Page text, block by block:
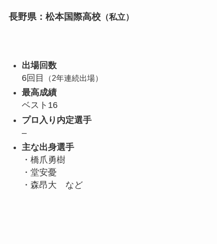
長野県：松本国際高校（私立）
出場回数
6回目
（2年連続出場）
最高成績
ベスト16
プロ入り内定選手
–
主な出身選手
・橋爪勇樹
・堂安憂
・森昂大 など